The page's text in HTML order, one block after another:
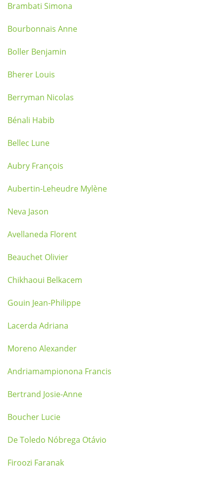
Brambati Simona
Bourbonnais Anne
Boller Benjamin
Bherer Louis
Berryman Nicolas
Bénali Habib
Bellec Lune
Aubry François
Aubertin-Leheudre Mylène
Neva Jason
Avellaneda Florent
Beauchet Olivier
Chikhaoui Belkacem
Gouin Jean-Philippe
Lacerda Adriana
Moreno Alexander
Andriamampionona Francis
Bertrand Josie-Anne
Boucher Lucie
De Toledo Nóbrega Otávio
Firoozi Faranak